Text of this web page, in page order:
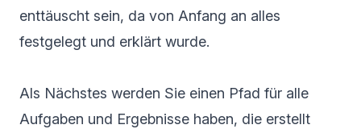
enttäuscht sein, da von Anfang an alles
festgelegt und erklärt wurde.
Als Nächstes werden Sie einen Pfad für alle
Aufgaben und Ergebnisse haben, die erstellt